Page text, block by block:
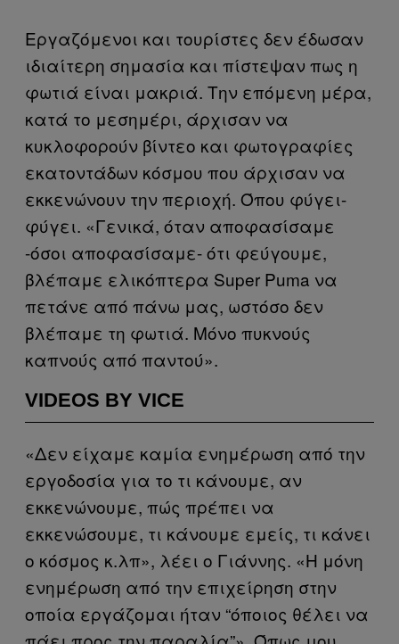
Εργαζόμενοι και τουρίστες δεν έδωσαν
ιδιαίτερη σημασία και πίστεψαν πως η
φωτιά είναι μακριά. Την επόμενη μέρα,
κατά το μεσημέρι, άρχισαν να
κυκλοφορούν βίντεο και φωτογραφίες
εκατοντάδων κόσμου που άρχισαν να
εκκενώνουν την περιοχή. Όπου φύγει-
φύγει. «Γενικά, όταν αποφασίσαμε
-όσοι αποφασίσαμε- ότι φεύγουμε,
βλέπαμε ελικόπτερα Super Puma να
πετάνε από πάνω μας, ωστόσο δεν
βλέπαμε τη φωτιά. Μόνο πυκνούς
καπνούς από παντού».
VIDEOS BY VICE
«Δεν είχαμε καμία ενημέρωση από την
εργοδοσία για το τι κάνουμε, αν
εκκενώνουμε, πώς πρέπει να
εκκενώσουμε, τι κάνουμε εμείς, τι κάνει
ο κόσμος κ.λπ», λέει ο Γιάννης. «Η μόνη
ενημέρωση από την επιχείρηση στην
οποία εργάζομαι ήταν “όποιος θέλει να